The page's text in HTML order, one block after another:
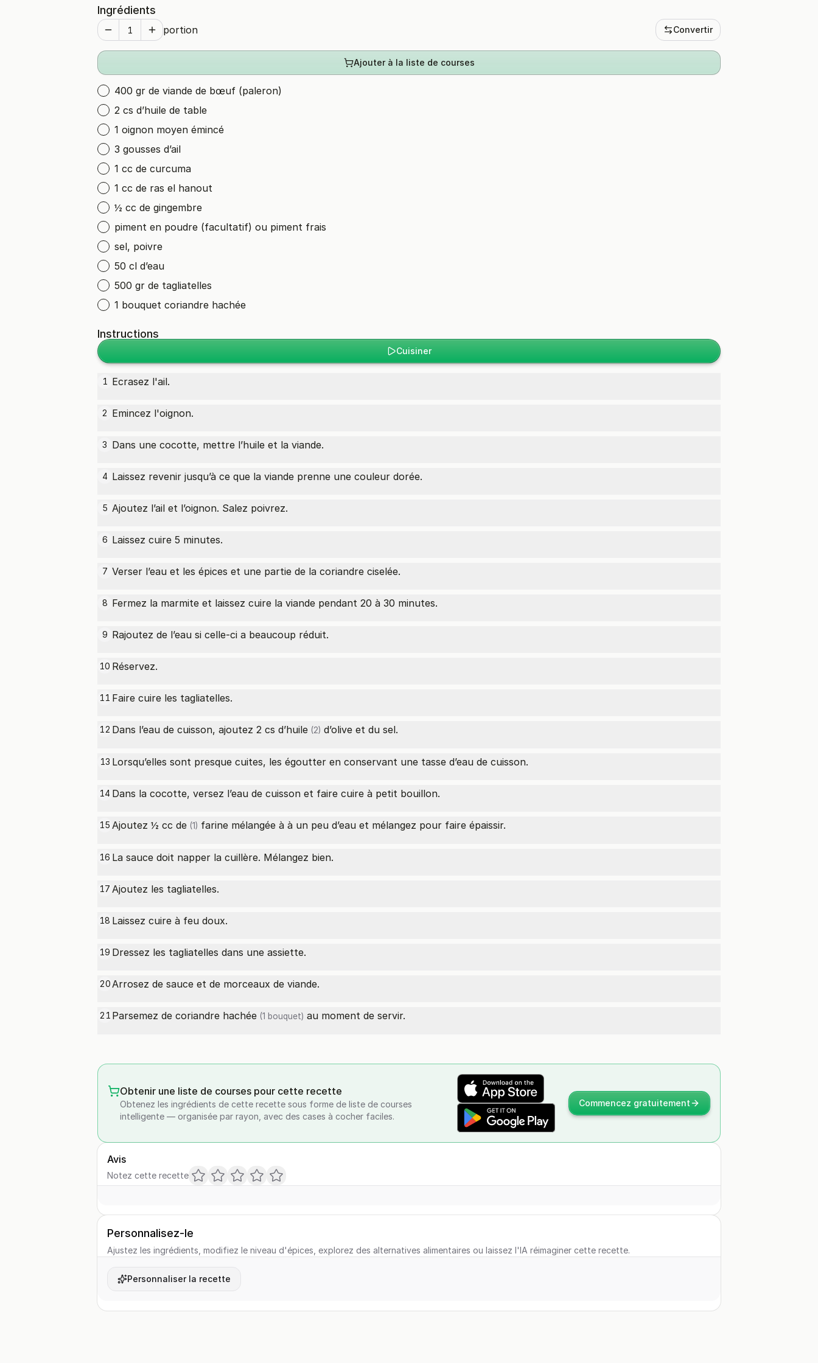
Ingrédients
portion Convertir
Ajouter à la liste de courses
400 gr de viande de bœuf (paleron)
2 cs d’huile de table
1 oignon moyen émincé
3 gousses d’ail
1 cc de curcuma
1 cc de ras el hanout
½ cc de gingembre
piment en poudre (facultatif) ou piment frais
sel, poivre
50 cl d’eau
500 gr de tagliatelles
1 bouquet coriandre hachée
Instructions
Cuisiner
1 Ecrasez l'ail.
2 Emincez l'oignon.
3 Dans une cocotte, mettre l’huile et la viande.
4 Laissez revenir jusqu’à ce que la viande prenne une couleur dorée.
5 Ajoutez l’ail et l’oignon. Salez poivrez.
6 Laissez cuire 5 minutes.
7 Verser l’eau et les épices et une partie de la coriandre ciselée.
8 Fermez la marmite et laissez cuire la viande pendant 20 à 30 minutes.
9 Rajoutez de l’eau si celle-ci a beaucoup réduit.
10 Réservez.
11 Faire cuire les tagliatelles.
12 Dans l’eau de cuisson, ajoutez 2 cs d’huile (2) d’olive et du sel.
13 Lorsqu’elles sont presque cuites, les égoutter en conservant une tasse d’eau de cuisson.
14 Dans la cocotte, versez l’eau de cuisson et faire cuire à petit bouillon.
15 Ajoutez ½ cc de (1) farine mélangée à à un peu d’eau et mélangez pour faire épaissir.
16 La sauce doit napper la cuillère. Mélangez bien.
17 Ajoutez les tagliatelles.
18 Laissez cuire à feu doux.
19 Dressez les tagliatelles dans une assiette.
20Arrosez de sauce et de morceaux de viande.
21 Parsemez de coriandre hachée (1 bouquet) au moment de servir.
Obtenir une liste de courses pour cette recette
Obtenez les ingrédients de cette recette sous forme de liste de courses
intelligente — organisée par rayon, avec des cases à cocher faciles.
Commencez gratuitement
Avis
Notez cette recette
Personnalisez-le
Ajustez les ingrédients, modifiez le niveau d'épices, explorez des alternatives alimentaires ou laissez l'IA réimaginer cette recette.
Personnaliser la recette